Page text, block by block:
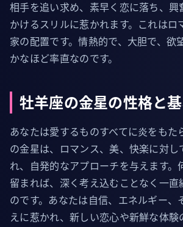
相手を追い求め、素早く恋に落ち、興
かけるスリルに惹かれます。これはロ
家の配置です。情熱的で、大胆で、欲
かなほど率直なのです。
牡羊座の金星の性格と
あなたは愛するものすべてに炎をもた
の金星は、ロマンス、美、快楽に対
れ、自発的なアプローチを与えます。
留まれば、深く考え込むことなく一直
のです。あなたは自信、エネルギー、
えに惹かれ、新しい恋心や新鮮な体験